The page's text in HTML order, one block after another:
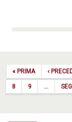
« PRIMAPRIMA
‹
8 9 …